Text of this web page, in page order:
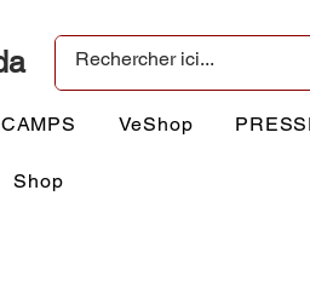
CAMPS VeShop
Shop